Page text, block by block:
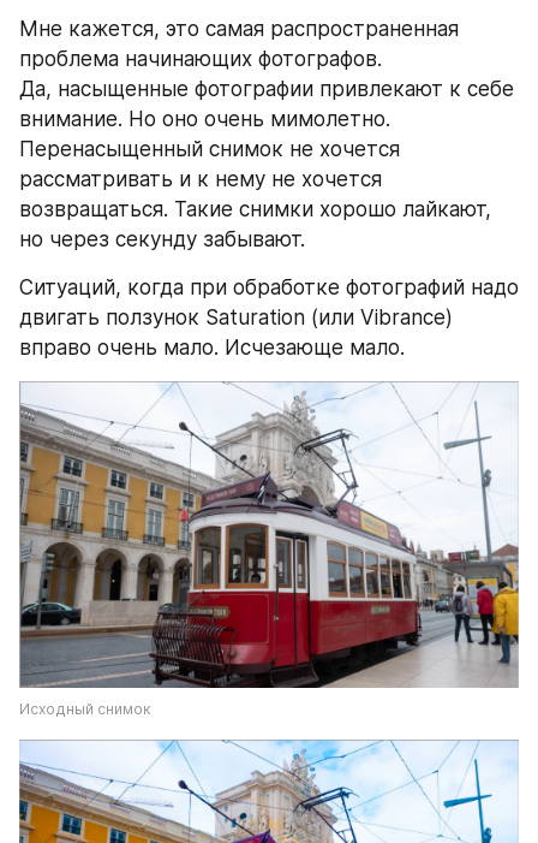
Мне кажется, это самая распространенная
проблема начинающих фотографов.
Да, насыщенные фотографии привлекают к себе
внимание. Но оно очень мимолетно.
Перенасыщенный снимок не хочется
рассматривать и к нему не хочется
возвращаться. Такие снимки хорошо лайкают,
но через секунду забывают.
Ситуаций, когда при обработке фотографий надо
двигать ползунок Saturation (или Vibrance)
вправо очень мало. Исчезающе мало.
Исходный снимок